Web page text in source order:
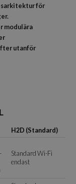
för
modulära
utanför
H2D (Standard)
Standard Wi-Fi
endast